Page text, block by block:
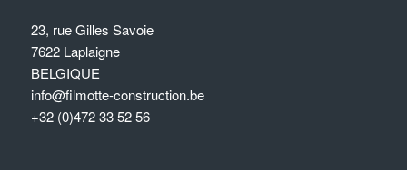
23, rue Gilles Savoie
7622 Laplaigne
BELGIQUE
info@filmotte-construction.be
+32 (0)472 33 52 56